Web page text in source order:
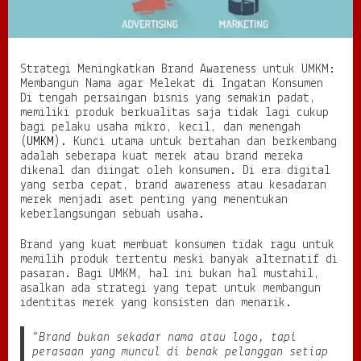
n
A
w
a
r
e
e
s
s
u
n
u
k
U
M
K
Strategi Meningkatkan Brand Awareness untuk UMKM:
Membangun Nama agar Melekat di Ingatan Konsumen
Di tengah persaingan bisnis yang semakin padat,
memiliki produk berkualitas saja tidak lagi cukup
bagi pelaku usaha mikro, kecil, dan menengah
( UMKM ). Kunci utama untuk bertahan dan berkembang
adalah seberapa kuat merek atau brand mereka
dikenal dan diingat oleh konsumen. Di era digital
yang serba cepat, brand awareness atau kesadaran
merek menjadi aset penting yang menentukan
keberlangsungan sebuah usaha.
Brand yang kuat membuat konsumen tidak ragu untuk
memilih produk tertentu meski banyak alternatif di
pasaran. Bagi UMKM, hal ini bukan hal mustahil,
asalkan ada strategi yang tepat untuk membangun
identitas merek yang konsisten dan menarik.
“Brand bukan sekadar nama atau logo, tapi
perasaan yang muncul di benak pelanggan setiap